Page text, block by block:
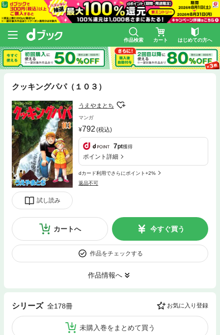
作品検索 カート はじめての方へ
クッキングパパ（１０３）
試し読み
うえやまとち
マンガ
792 (税込)
7pt獲得
ポイント詳細
dカード利用でさらにポイント+2%
返品不可
カートへ 今すぐ買う
作品をチェックする
作品情報へ
シリーズ 全178冊 お気に入り登録
未購入巻をまとめて買う